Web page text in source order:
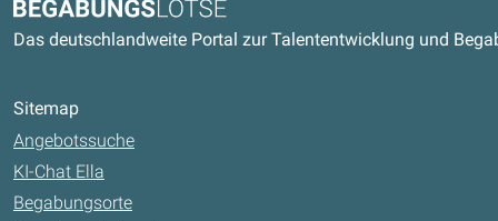
Begabungslotse
Das deutschlandweite Portal zur Talententwicklung und
Sitemap
Angebotssuche
KI-Chat Ella
Begabungsorte